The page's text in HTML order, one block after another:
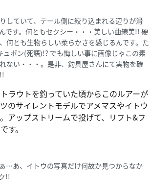
していて、テール側に絞り込まれる辺りが滑
です。何ともセクシー・・・美しい曲線美!! 硬
何とも生物らしい柔らかさを感じるんです。た
ュボン(死語)!? でも悔しい事に画像じゃこの素
ない・・・。是非、釣具屋さんにて実物を確
ラウトを釣っていた頃からこのルアーが
のサイレントモデルでアメマスやイトウ
アップストリームで投げて、リフト&フ
す。
…あ、イトウの写真だけ何故か見つからなか
!!